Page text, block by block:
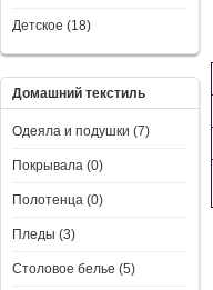
Детское (18)
Домашний текстиль
Одеяла и подушки (7)
Покрывала (0)
Полотенца (0)
Пледы (3)
Столовое белье (5)